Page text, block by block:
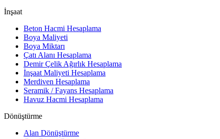
İnşaat
Beton Hacmi Hesaplama
Boya Maliyeti
Boya Miktarı
Çatı Alanı Hesaplama
Demir Çelik Ağırlık Hesaplama
İnşaat Maliyeti Hesaplama
Merdiven Hesaplama
Seramik / Fayans Hesaplama
Havuz Hacmi Hesaplama
Dönüştürme
Alan Dönüştürme